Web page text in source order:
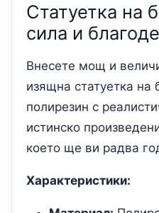
Статуетка на
сила и
Внесете мощ и
изящна статуетка на
полирезин с
истинско
което ще ви радва
Характеристики: